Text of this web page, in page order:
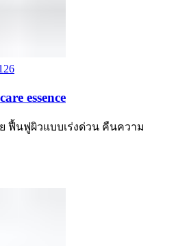
essence
ฟื้นฟูผิวแบบเร่งด่วน คืนความ